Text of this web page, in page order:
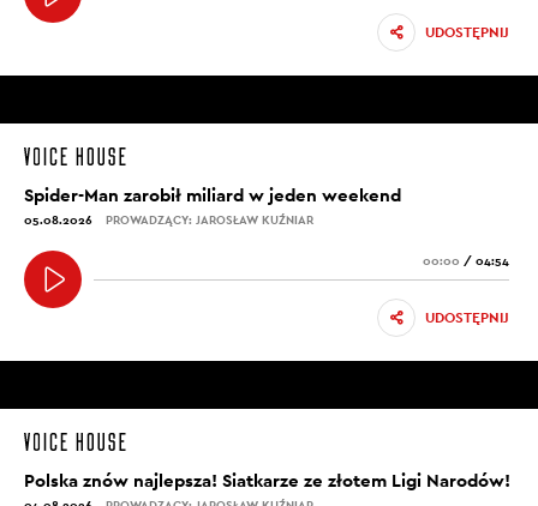
UDOSTĘPNIJ
Spider-Man zarobił miliard w jeden weekend
05.08.2026 PROWADZĄCY: JAROSŁAW KUŹNIAR
00:00 / 04:54
UDOSTĘPNIJ
Polska znów najlepsza! Siatkarze ze złotem Ligi Narodów!